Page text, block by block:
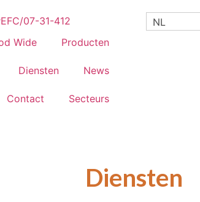
Wide Producten
Diensten News
Contact Secteurs
NL
Diensten